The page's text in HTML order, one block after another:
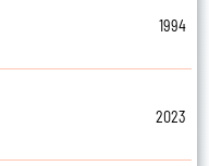
1994
2023